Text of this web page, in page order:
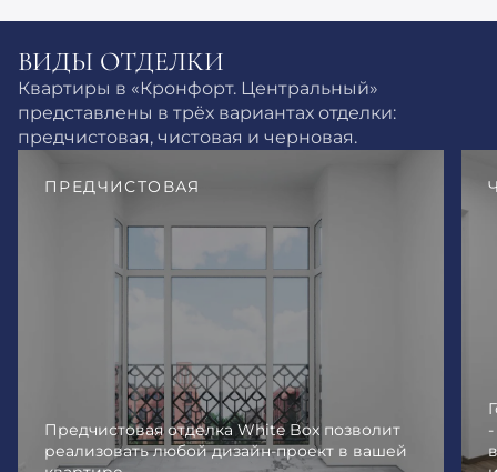
ВИДЫ ОТДЕЛКИ
Квартиры в «Кронфорт. Центральный»
представлены в трёх вариантах отделки:
предчистовая, чистовая и черновая.
ПРЕДЧИСТОВАЯ
Предчистовая отделка White Box позволит
реализовать любой дизайн-проект в вашей